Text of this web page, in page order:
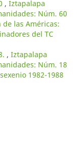
, Iztapalapa
Núm. 60
de las Américas:
del TC
, Iztapalapa
Núm. 18
1982-1988